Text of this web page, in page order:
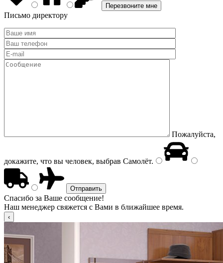
Письмо директору
Пожалуйста,
докажите, что вы человек, выбрав Самолёт.
Спасибо за Ваше сообщение!
Наш менеджер свяжется с Вами в ближайшее время.